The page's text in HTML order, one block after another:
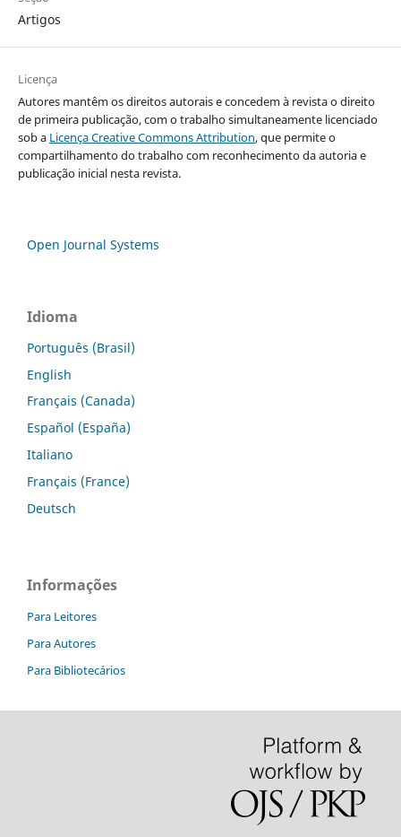
Artigos
Licença
Autores mantêm os direitos autorais e concedem à revista o direito
de primeira publicação, com o trabalho simultaneamente licenciado
sob a Licença Creative Commons Attribution, que permite o
compartilhamento do trabalho com reconhecimento da autoria e
publicação inicial nesta revista.
Open Journal Systems
Idioma
Português (Brasil)
English
Français (Canada)
Español (España)
Italiano
Français (France)
Deutsch
Informações
Para Leitores
Para Autores
Para Bibliotecários